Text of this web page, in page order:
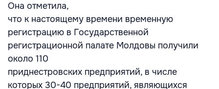
Она отметила,
что к настоящему времени временную
регистрацию в Государственной
регистрационной палате Молдовы получили
около 110
приднестровских предприятий, в числе
которых 30-40 предприятий, являющихся